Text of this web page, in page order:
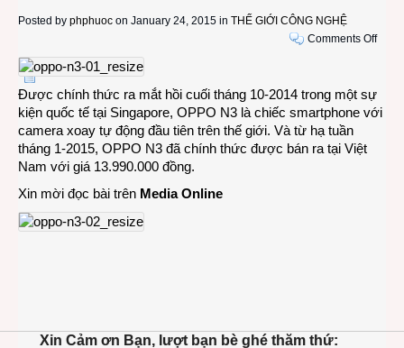
Posted by phphuoc on January 24, 2015 in THẾ GIỚI CÔNG NGHỆ
Comments Offon
có
Được chính thức ra mắt hồi cuối tháng 10-2014 trong một sự
kiện quốc tế tại Singapore, OPPO N3 là chiếc smartphone với
camera xoay tự động đầu tiên trên thế giới. Và từ hạ tuần
tháng 1-2015, OPPO N3 đã chính thức được bán ra tại Việt
Nam với giá 13.990.000 đồng.
Xin mời đọc bài trên Media Online
Xin Cảm ơn Bạn, lượt bạn bè ghé thăm thứ: